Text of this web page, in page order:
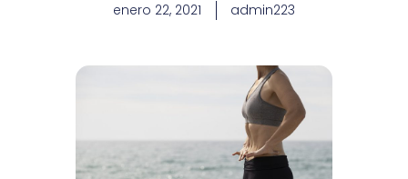
enero 22, 2021 admin223